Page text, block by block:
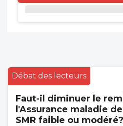
Débat des lecteurs
Faut-il diminuer le
l'Assurance maladie
SMR faible ou modéré?